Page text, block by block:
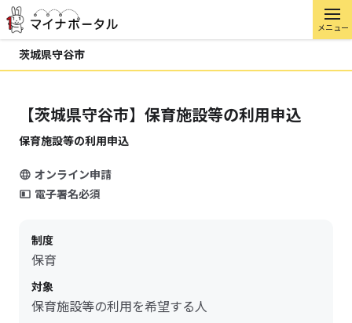
メニュー
茨城県守谷市
【茨城県守谷市】保育施設等の利用申込
保育施設等の利用申込
オンライン申請
電子署名必須
制度
保育
対象
保育施設等の利用を希望する人